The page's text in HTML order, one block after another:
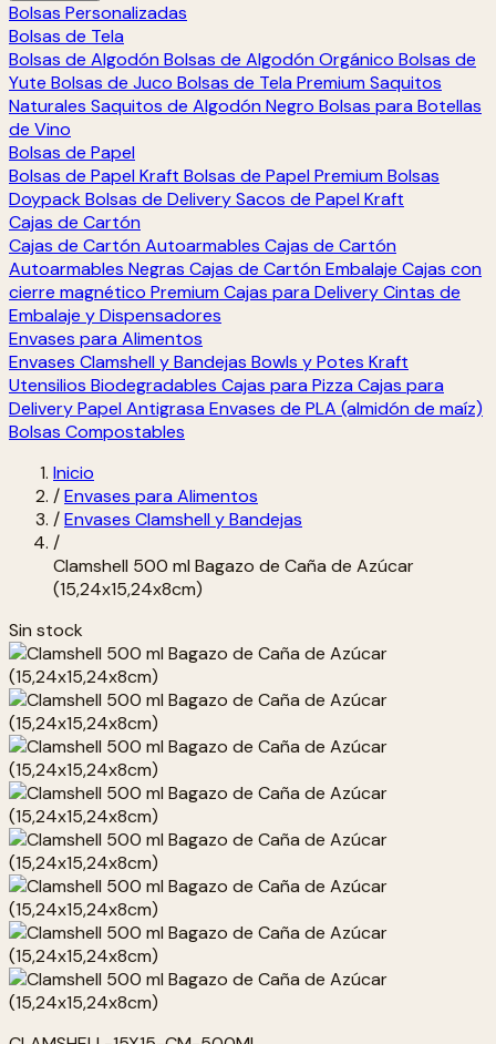
Bolsas Personalizadas
Bolsas de Tela
Bolsas de Algodón Bolsas de Algodón Orgánico Bolsas de
Yute Bolsas de Juco Bolsas de Tela Premium Saquitos
Naturales Saquitos de Algodón Negro Bolsas para Botellas
de Vino
Bolsas de Papel
Bolsas de Papel Kraft Bolsas de Papel Premium Bolsas
DoypackBolsas de DeliverySacos de Papel Kraft
Cajas de Cartón
Cajas de Cartón Autoarmables Cajas de Cartón
Autoarmables Negras Cajas de Cartón Embalaje Cajas con
cierre magnético Premium Cajas para DeliveryCintas de
Embalaje y Dispensadores
Envases para Alimentos
Envases Clamshell y Bandejas Bowls y Potes Kraft
Utensilios Biodegradables Cajas para Pizza Cajas para
DeliveryPapel Antigrasa Envases de PLA (almidón de maíz)
Bolsas Compostables
Inicio
/Envases para Alimentos
/Envases Clamshell y Bandejas
/
Clamshell 500 ml Bagazo de Caña de Azúcar
(15,24x15,24x8cm)
Sin stock